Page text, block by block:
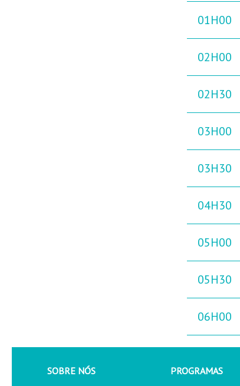
01H00
02H00
02H30
03H00
03H30
04H30
05H00
05H30
06H00
SOBRE NÓS PROGRAMAS